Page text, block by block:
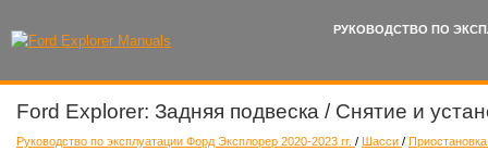
РУКОВОДСТВО ПО
Ford Explorer: Задняя подвеска / Снятие и
Руководство по эксплуатации Форд Эксплорер 2020-2023 гг. / Шасси /